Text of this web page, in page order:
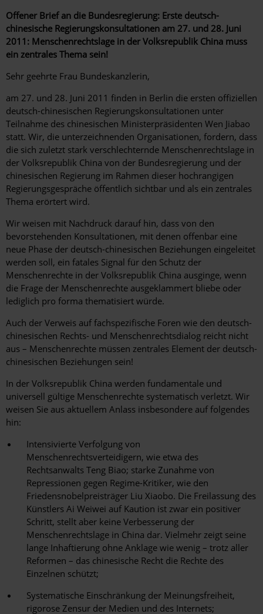
Offener Brief an die Bundesregierung: Erste deutsch-
chinesische Regierungskonsultationen am 27. und 28. Juni
2011: Menschenrechtslage in der Volksrepublik China muss
ein zentrales Thema sein!
Sehr geehrte Frau Bundeskanzlerin,
am 27. und 28. Juni 2011 finden in Berlin die ersten offiziellen
deutsch-chinesischen Regierungskonsultationen unter
Teilnahme des chinesischen Ministerpräsidenten Wen Jiabao
statt. Wir, die unterzeichnenden Organisationen, fordern, dass
die sich zuletzt stark verschlechternde Menschenrechtslage in
der Volksrepublik China von der Bundesregierung und der
chinesischen Regierung im Rahmen dieser hochrangigen
Regierungsgespräche öffentlich sichtbar und als ein zentrales
Thema erörtert wird.
Wir weisen mit Nachdruck darauf hin, dass von den
bevorstehenden Konsultationen, mit denen offenbar eine
neue Phase der deutsch-chinesischen Beziehungen eingeleitet
werden soll, ein fatales Signal für den Schutz der
Menschenrechte in der Volksrepublik China ausginge, wenn
die Frage der Menschenrechte ausgeklammert bliebe oder
lediglich pro forma thematisiert würde.
Auch der Verweis auf fachspezifische Foren wie den deutsch-
chinesischen Rechts- und Menschenrechtsdialog reicht nicht
aus – Menschenrechte müssen zentrales Element der deutsch-
chinesischen Beziehungen sein!
In der Volksrepublik China werden fundamentale und
universell gültige Menschenrechte systematisch verletzt. Wir
weisen Sie aus aktuellem Anlass insbesondere auf folgendes
hin:
Intensivierte Verfolgung von
Menschenrechtsverteidigern, wie etwa des
Rechtsanwalts Teng Biao; starke Zunahme von
Repressionen gegen Regime-Kritiker, wie den
Friedensnobelpreisträger Liu Xiaobo. Die Freilassung des
Künstlers Ai Weiwei auf Kaution ist zwar ein positiver
Schritt, stellt aber keine Verbesserung der
Menschenrechtslage in China dar. Vielmehr zeigt seine
lange Inhaftierung ohne Anklage wie wenig – trotz aller
Reformen – das chinesische Recht die Rechte des
Einzelnen schützt;
Systematische Einschränkung der Meinungsfreiheit,
rigorose Zensur der Medien und des Internets;